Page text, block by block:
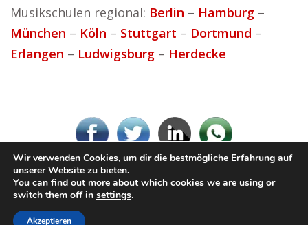
Musikschulen regional: Berlin – Hamburg –
München – Köln – Stuttgart – Dortmund –
Erlangen – Ludwigsburg – Herdecke
© Ton-Musikschule.de
Impressum / Datenschutz
Wir verwenden Cookies, um dir die bestmögliche Erfahrung auf
unserer Website zu bieten.
You can find out more about which cookies we are using or
switch them off in settings.
Akzeptieren